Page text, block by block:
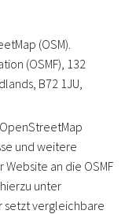
(OSM).
(OSMF), 132
B72 1JU,
und weitere
an die OSMF
unter
setzt vergleichbare